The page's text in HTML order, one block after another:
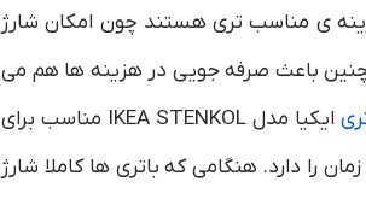
ی مناسب تری هستند چون امکان شارژ
باعث صرفه جویی در هزینه ها هم می
ایکیا مدل IKEA STENKOL مناسب برای
قلمی است که ظرفیت شارژ کردن 4 باتری هم زمان را دارد. هنگامی که باتری ها کاملا شارژ